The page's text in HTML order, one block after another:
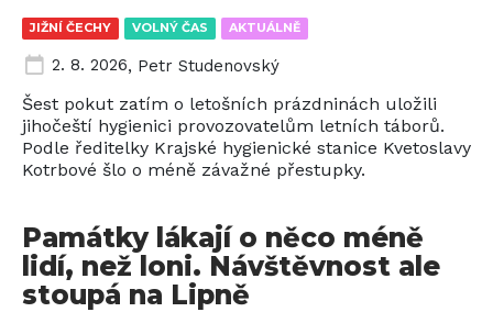
JIŽNÍ ČECHY VOLNÝ ČAS AKTUÁLNĚ
2. 8. 2026, Petr Studenovský
Šest pokut zatím o letošních prázdninách uložili
jihočeští hygienici provozovatelům letních táborů.
Podle ředitelky Krajské hygienické stanice Kvetoslavy
Kotrbové šlo o méně závažné přestupky.
Památky lákají o něco méně
lidí, než loni. Návštěvnost ale
stoupá na Lipně